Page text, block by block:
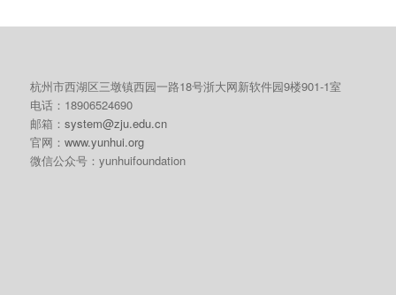
杭州市西湖区三墩镇西园一路18号浙大网新软件园9楼901-1室
电话：18906524690
邮箱： system@zju.edu.cn
官网： www.yunhui.org
微信公众号：yunhuifoundation